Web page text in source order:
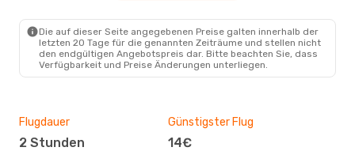
Die auf dieser Seite angegebenen Preise galten innerhalb der
letzten 20 Tage für die genannten Zeiträume und stellen nicht
den endgültigen Angebotspreis dar. Bitte beachten Sie, dass
Verfügbarkeit und Preise Änderungen unterliegen.
Flugdauer
2 Stunden
Günstigster Flug
14€